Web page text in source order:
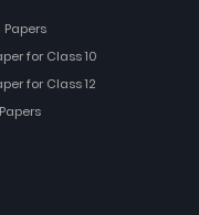
Papers
for Class 10
for Class 12